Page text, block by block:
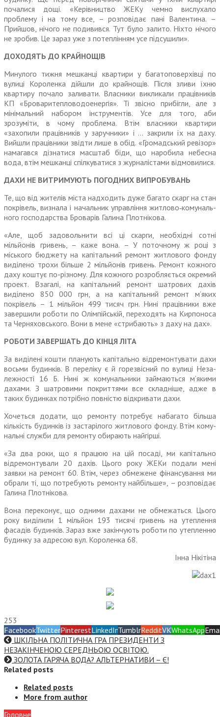
почалися дощі. «Керівництво ЖЕКу чемно вислухало
проблему і на тому все, – розповідає пані Валентина. –
Прийшов, нічого не подивився. Тут було залито. Ніхто нічого
не зробив. Це зараз уже з потеплінням усе підсушили».
ДОХОДЯТЬ ДО КРАЙНОЩІВ
Минулого тижня мешканці квар­тири у багатоповерхівці по
вулиці Короленка дійшли до крайнощів. Після зливи їхню
квартиру почало заливати. Власники викликали працівників
КП «Броварите­пловодоенергія». Ті звісно при­бігли, але з
мінімальний набором інструментів. Усе для того, аби
зрозуміти, в чому проблема. Втім власники квартири
«захопили працівників у заручники» і … закрили їх на даху.
Вийшли працівники звідти лише в обід. «Громадський ревізор»
намагався дізнатися масштаб біди, що наро­била небесна
вода, втім мешканці спілкуватися з журналістами відмовилися.
ДАХИ НЕ ВИТРИМУЮТЬ ПОГОДНИХ ВИПРОБУВАНЬ
Те, що від жителів міста над­ходить дуже багато скарг на стан
покрівель, визнала і начальник управління житлово‑комуналь­
ного господарства Броварів Галина Плотнікова.
«Але, щоб задовольнити всі ці скарги, необхідні сотні
мільйонів гривень, – каже вона. – У поточ­ному ж році з
міського бюджету на капітальний ремонт жит­лового фонду
виділено трохи більше 2 мільйонів гривень. Ремонт кожного
даху коштує по-різному. Для кожного розробля­ється окремий
проект. Взагалі, на капітальний ремонт шатро­вих дахів
виділено 850 000 грн, а на капітальний ремонт м’яких
покрівель – 1 мільйон 499 тисяч грн. Нині працівники вже
завер­шили роботи по Олімпійській, переходять на Кирпоноса
та Черняховського. Вони в мене «стрибають» з даху на дах».
РОБОТИ ЗАВЕРШАТЬ ДО КІНЦЯ ЛІТА
За виділені кошти планують капітально відремонтувати дахи
восьми будинків. В переліку є й горезвісний по вулиці Неза­
лежності 16 Б. Нині ж комуналь­ники займаються м’якими
дахами. З шатровими покриттями все складніше, адже в
таких будинках потрібно повністю відкривати дахи.
Хочеться додати, що ремонту потребує набагато більша
кількість будинків із застарілого житлового фонду. Втім кому­
нальні служби для ремонту обирають найгірші.
«За два роки, що я працюю на цій посаді, ми капітально
відремонтували 20 дахів. Цього року ЖЕКи подали мені
заявки на ремонт 60. Втім, через обме­жене фінансування ми
обрали ті, що потребують ремонту найбільше», – розповідає
Галина Плотнікова.
Вона переконує, що одними дахами не обмежаться. Цього
року виділили 1 мільйон 193 тисячі гривень на утеплення
фасадів будинків. Зараз вже закінчують роботи по утепленню
будинку за адресою вул. Коро­ленка 68.
Інна Нікітіна
253
FacebookTwitterPinterestLinkedInTumblrRedditVKWhatsApp
ШКІЛЬНА ПОЛІТИЧНА ГРА ПРЕЗИДЕНТИ З
НЕЗАКІНЧЕНОЮ СЕРЕДНЬОЮ ОСВІТОЮ.
ЗОЛОТА ГАРЯЧА ВОДА? АЛЬТЕРНАТИВИ – Є!
Related posts
Related posts
More from author
Головне